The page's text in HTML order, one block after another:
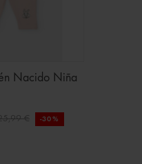
Nacido Niña
€ -30%